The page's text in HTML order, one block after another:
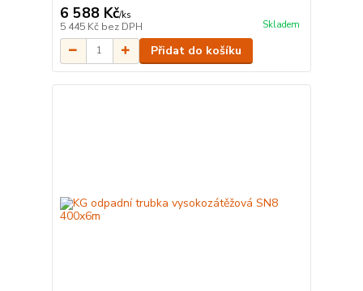
6 588 Kč/ks
5 445 Kč bez DPH Skladem
Přidat do košíku